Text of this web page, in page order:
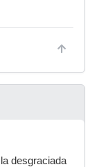
desgraciada